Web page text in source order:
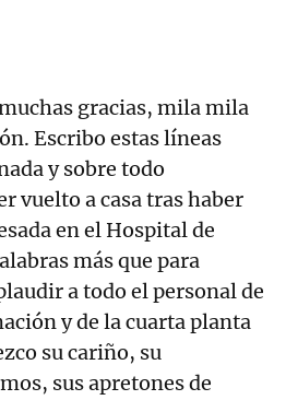
gracias, mila mila
Escribo estas líneas
y sobre todo
vuelto a casa tras haber
en el Hospital de
más que para
a todo el personal de
y de la cuarta planta
su cariño, su
sus apretones de